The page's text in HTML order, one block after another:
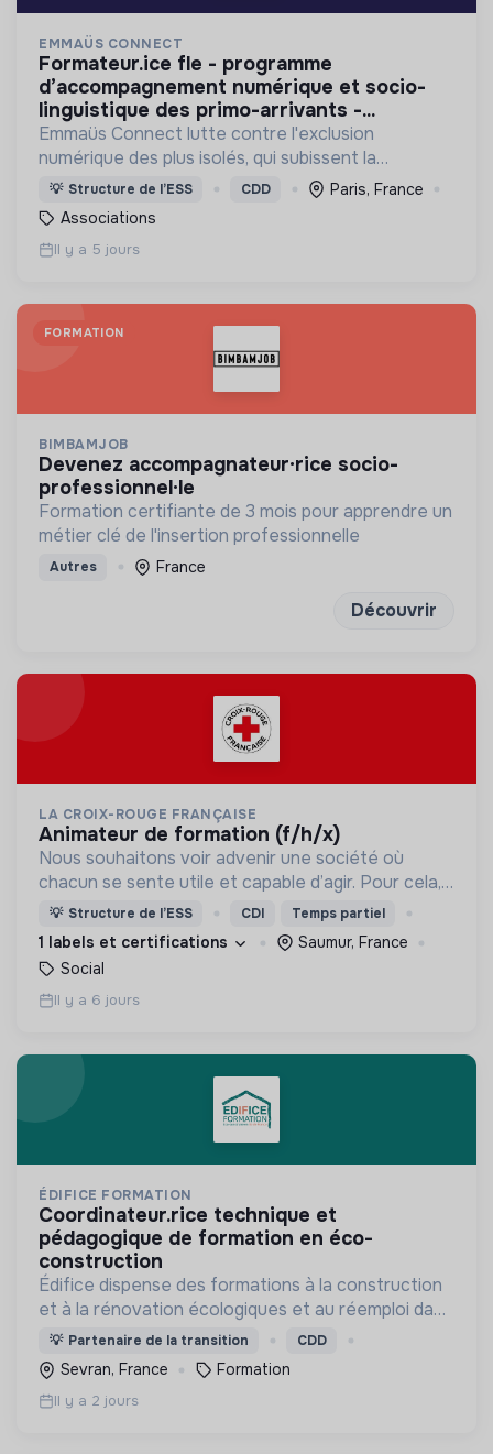
EMMAÜS CONNECT
formateur.ice fle - programme
d’accompagnement numérique et socio-
linguistique des primo-arrivants -...
Emmaüs Connect lutte contre l'exclusion
numérique des plus isolés, qui subissent la
dématérialisation de la plupart des services du
quotidien.
💡 Structure de l’ESS CDD
Paris, France
Associations
Il y a 5 jours
FORMATION
BIMBAMJOB
devenez accompagnateur·rice socio-
professionnel·le
Formation certifiante de 3 mois pour apprendre un
métier clé de l'insertion professionnelle
Autres France
Découvrir
LA CROIX-ROUGE FRANÇAISE
animateur de formation (f/h/x)
Nous souhaitons voir advenir une société où
chacun se sente utile et capable d’agir. Pour cela,
nous proposons des moyens et des lieux
d’engagement innovants et adaptés à tous.
💡 Structure de l’ESS CDI Temps partiel
1 labels et certifications
Saumur, France
Social
Il y a 6 jours
ÉDIFICE FORMATION
coordinateur.rice technique et
pédagogique de formation en éco-
construction
Édifice dispense des formations à la construction
et à la rénovation écologiques et au réemploi dans
le bâtiment. Nos formations s'adressent à des
personnes en activité et des demandeurs d'emploi.
💡 Partenaire de la transition CDD
Sevran, France Formation
Il y a 2 jours